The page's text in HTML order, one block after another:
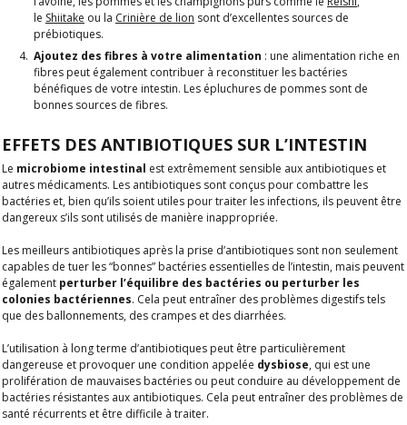
le Shiitake ou la Crinière de lion sont d’excellentes sources de
prébiotiques.
Ajoutez des fibres à votre alimentation : une alimentation riche en
fibres peut également contribuer à reconstituer les bactéries
bénéfiques de votre intestin. Les épluchures de pommes sont de
bonnes sources de fibres.
EFFETS DES ANTIBIOTIQUES SUR L’INTESTIN
Le microbiome intestinal est extrêmement sensible aux antibiotiques et
autres médicaments. Les antibiotiques sont conçus pour combattre les
bactéries et, bien qu’ils soient utiles pour traiter les infections, ils peuvent être
dangereux s’ils sont utilisés de manière inappropriée.
Les meilleurs antibiotiques après la prise d’antibiotiques sont non seulement
capables de tuer les “bonnes” bactéries essentielles de l’intestin, mais peuvent
également perturber l’équilibre des bactéries ou perturber les
colonies bactériennes. Cela peut entraîner des problèmes digestifs tels
que des ballonnements, des crampes et des diarrhées.
L’utilisation à long terme d’antibiotiques peut être particulièrement
dangereuse et provoquer une condition appelée dysbiose, qui est une
prolifération de mauvaises bactéries ou peut conduire au développement de
bactéries résistantes aux antibiotiques. Cela peut entraîner des problèmes de
santé récurrents et être difficile à traiter.